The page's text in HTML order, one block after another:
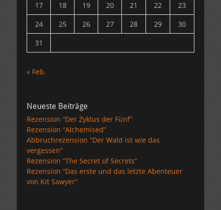
17
18 19 20 21 22
23
24
25 26 27 28 29
30
31
« Feb.
Neueste Beiträge
Rezension “Der Zyklus der Fünf”
Rezension “Alchemised”
Abbruchrezension “Der Wald ist wie das
vergessen”
Rezension “The Secret of Secrets”
Rezension “Das erste und das letzte Abenteuer
von Kit Sawyer”